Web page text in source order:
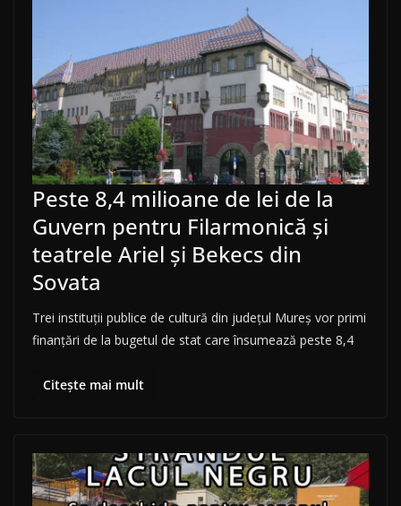
Peste 8,4 milioane de lei de la
Guvern pentru Filarmonică și
teatrele Ariel și Bekecs din
Sovata
Trei instituții publice de cultură din județul Mureș vor primi
finanțări de la bugetul de stat care însumează peste 8,4
Citește mai mult